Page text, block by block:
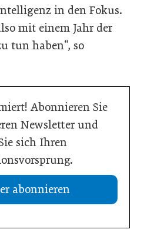
in den Fokus.
mit einem Jahr der
tun haben“, so
Abonnieren Sie
Newsletter und
sich Ihren
abonnieren